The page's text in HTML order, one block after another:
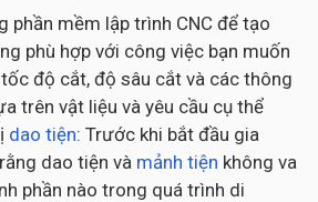
phần mềm lập trình CNC để tạo
phù hợp với công việc bạn muốn
độ cắt, độ sâu cắt và các thông
trên vật liệu và yêu cầu cụ thể
dao tiện: Trước khi bắt đầu gia
dao tiện và mảnh tiện không va
phần nào trong quá trình di